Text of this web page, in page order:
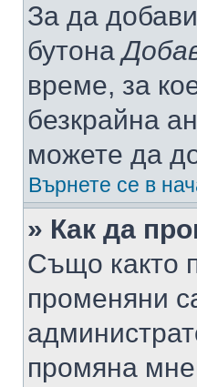
За да
бутона
време, за
безкрайна
можете да
Върнете се в
» Как да
Също както
променяни
промяна